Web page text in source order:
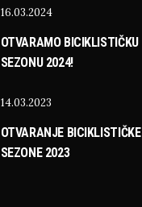
16.03.2024
OTVARAMO BICIKLISTIČKU
SEZONU 2024!
14.03.2023
OTVARANJE BICIKLISTIČKE
SEZONE 2023